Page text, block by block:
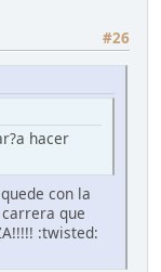
#26
hacer
con la
que
:twisted: